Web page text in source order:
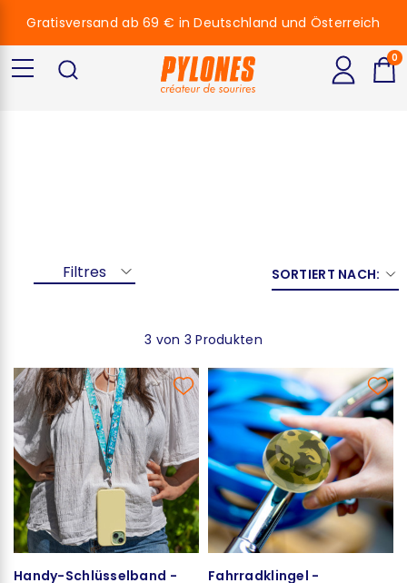
Filtres SORTIERT NACH:
3 von 3 Produkten
Handy-Schlüsselband -
Fahrradklingel -
Gratisversand ab 69 € in Deutschland und Österreich
0